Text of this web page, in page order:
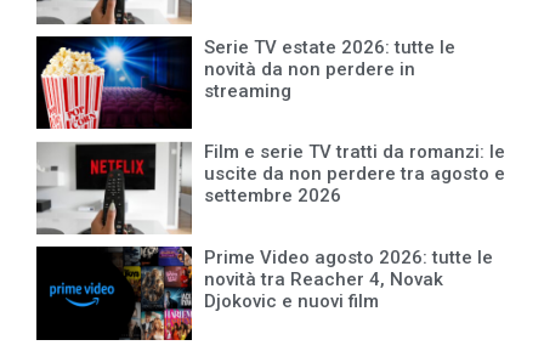
Serie TV estate 2026: tutte le
novità da non perdere in
streaming
Film e serie TV tratti da romanzi: le
uscite da non perdere tra agosto e
settembre 2026
Prime Video agosto 2026: tutte le
novità tra Reacher 4, Novak
Djokovic e nuovi film